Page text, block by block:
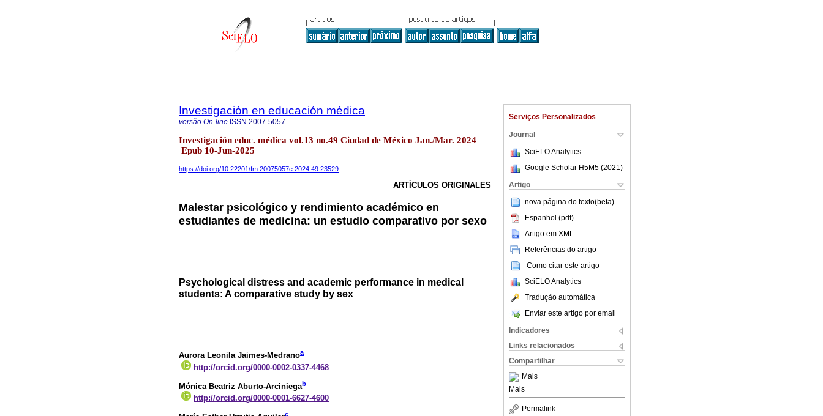
Serviços Personalizados
Journal
SciELO Analytics
Google Scholar H5M5 (2021 )
Artigo
nova página do texto(beta)
Espanhol (pdf)
Artigo em XML
Referências do artigo
Como citar este artigo
SciELO Analytics
Tradução automática
Enviar este artigo por email
Indicadores
Links relacionados
Compartilhar
Mais
Mais
Permalink
Investigación en educación médica
versão On-line ISSN 2007-5057
Investigación educ. médica vol.13 no.49 Ciudad de México Jan./Mar. 2024
Epub 10-Jun-2025
https://doi.org/10.22201/fm.20075057e.2024.49.23529
ARTÍCULOS ORIGINALES
Malestar psicológico y rendimiento académico en
estudiantes de medicina: un estudio comparativo por sexo
Psychological distress and academic performance in medical
students: A comparative study by sex
Aurora Leonila Jaimes-Medranoa
http://orcid.org/0000-0002-0337-4468
Mónica Beatriz Aburto-Arciniegab
http://orcid.org/0000-0001-6627-4600
c